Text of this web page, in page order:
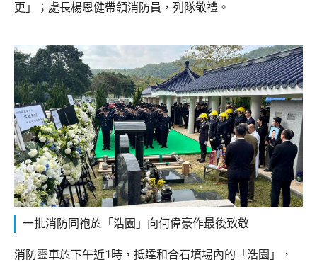
更」；處長楊恩健帶領消防員，列隊敬禮。
一批消防同袍於「浩園」向何偉豪作最後致敬
消防靈車於下午近1時，抵達和合石墳場內的「浩園」，